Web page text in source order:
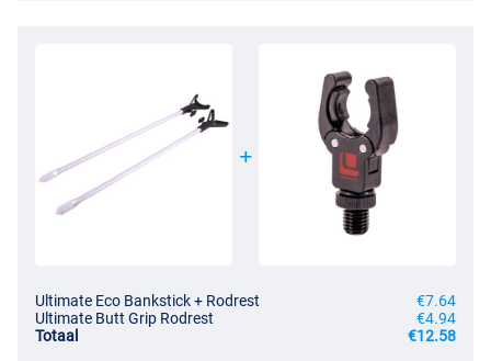
Ultimate Eco Bankstick + Rodrest
€7.64
Ultimate Butt Grip Rodrest
€4.94
Totaal
€12.58